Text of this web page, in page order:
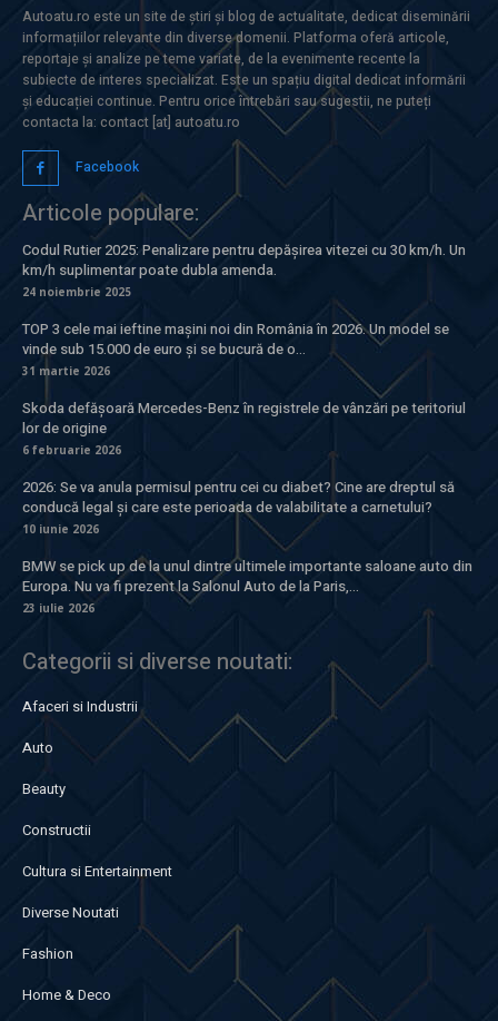
Autoatu.ro este un site de știri și blog de actualitate, dedicat diseminării
informațiilor relevante din diverse domenii. Platforma oferă articole,
reportaje și analize pe teme variate, de la evenimente recente la
subiecte de interes specializat. Este un spațiu digital dedicat informării
și educației continue. Pentru orice întrebări sau sugestii, ne puteți
contacta la: contact [at] autoatu.ro
Facebook
Articole populare:
Codul Rutier 2025: Penalizare pentru depășirea vitezei cu 30 km/h. Un
km/h suplimentar poate dubla amenda.
24 noiembrie 2025
TOP 3 cele mai ieftine mașini noi din România în 2026. Un model se
vinde sub 15.000 de euro și se bucură de o...
31 martie 2026
Skoda defășoară Mercedes-Benz în registrele de vânzări pe teritoriul
lor de origine
6 februarie 2026
2026: Se va anula permisul pentru cei cu diabet? Cine are dreptul să
conducă legal și care este perioada de valabilitate a carnetului?
10 iunie 2026
BMW se pick up de la unul dintre ultimele importante saloane auto din
Europa. Nu va fi prezent la Salonul Auto de la Paris,...
23 iulie 2026
Categorii si diverse noutati:
Afaceri si Industrii
Auto
Beauty
Constructii
Cultura si Entertainment
Diverse Noutati
Fashion
Home & Deco